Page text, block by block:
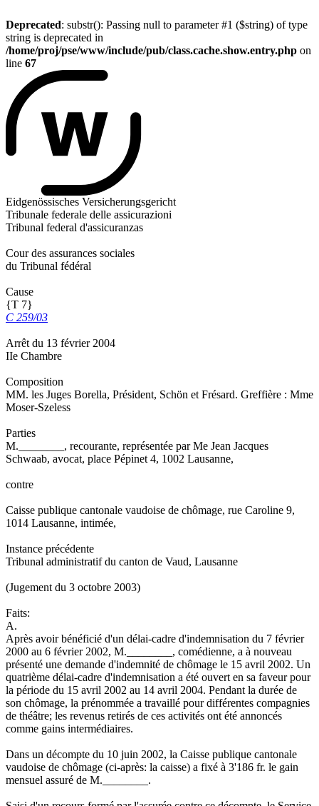
Deprecated: substr(): Passing null to parameter #1 ($string) of type
string is deprecated in
/home/proj/pse/www/include/pub/class.cache.show.entry.php on
line 67
Eidgenössisches Versicherungsgericht
Tribunale federale delle assicurazioni
Tribunal federal d'assicuranzas
Cour des assurances sociales
du Tribunal fédéral
Cause
{T 7}
C 259/03
Arrêt du 13 février 2004
IIe Chambre
Composition
MM. les Juges Borella, Président, Schön et Frésard. Greffière : Mme
Moser-Szeless
Parties
M.________, recourante, représentée par Me Jean Jacques
Schwaab, avocat, place Pépinet 4, 1002 Lausanne,
contre
Caisse publique cantonale vaudoise de chômage, rue Caroline 9,
1014 Lausanne, intimée,
Instance précédente
Tribunal administratif du canton de Vaud, Lausanne
(Jugement du 3 octobre 2003)
Faits:
A.
Après avoir bénéficié d'un délai-cadre d'indemnisation du 7 février
2000 au 6 février 2002, M.________, comédienne, a à nouveau
présenté une demande d'indemnité de chômage le 15 avril 2002. Un
quatrième délai-cadre d'indemnisation a été ouvert en sa faveur pour
la période du 15 avril 2002 au 14 avril 2004. Pendant la durée de
son chômage, la prénommée a travaillé pour différentes compagnies
de théâtre; les revenus retirés de ces activités ont été annoncés
comme gains intermédiaires.
Dans un décompte du 10 juin 2002, la Caisse publique cantonale
vaudoise de chômage (ci-après: la caisse) a fixé à 3'186 fr. le gain
mensuel assuré de M.________.